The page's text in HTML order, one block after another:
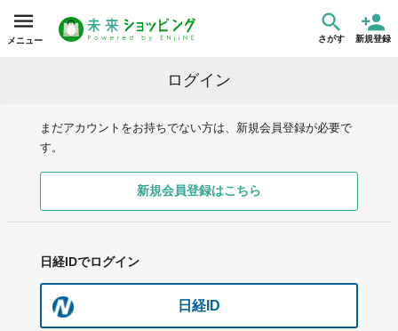
メニュー さがす 新規登録
ログイン
まだアカウントをお持ちでない方は、新規会員登録が必要で
す。
新規会員登録はこちら
日経IDでログイン
日経ID